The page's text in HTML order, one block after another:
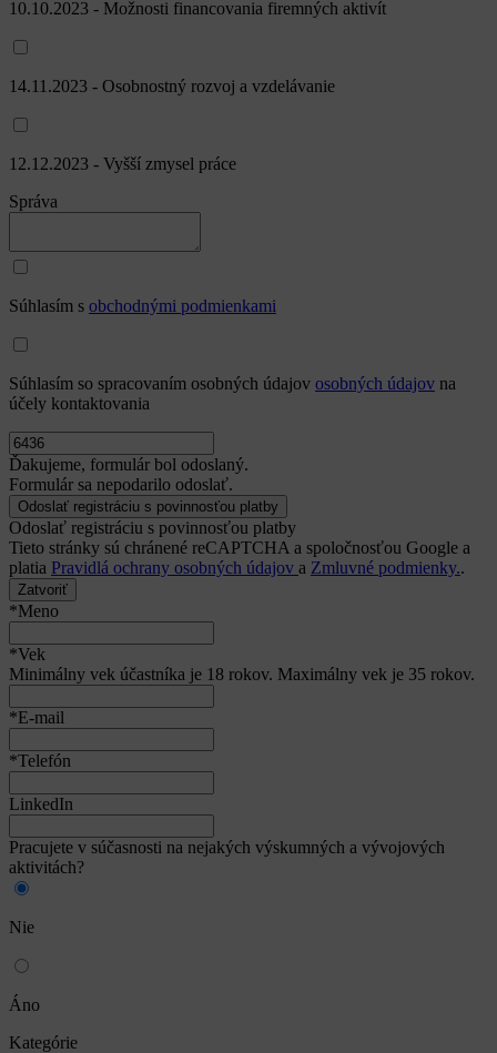
10.10.2023 - Možnosti financovania firemných aktivít
14.11.2023 - Osobnostný rozvoj a vzdelávanie
12.12.2023 - Vyšší zmysel práce
Správa
Súhlasím s obchodnými podmienkami
Súhlasím so spracovaním osobných údajov osobných údajov na
účely kontaktovania
Ďakujeme, formulár bol odoslaný.
Formulár sa nepodarilo odoslať.
Odoslať registráciu s povinnosťou platby
Tieto stránky sú chránené reCAPTCHA a spoločnosťou Google a
platia Pravidlá ochrany osobných údajov a Zmluvné podmienky..
Zatvoriť
*Meno
*Vek
Minimálny vek účastníka je 18 rokov. Maximálny vek je 35 rokov.
*E-mail
*Telefón
LinkedIn
Pracujete v súčasnosti na nejakých výskumných a vývojových
aktivitách?
Nie
Áno
Kategórie